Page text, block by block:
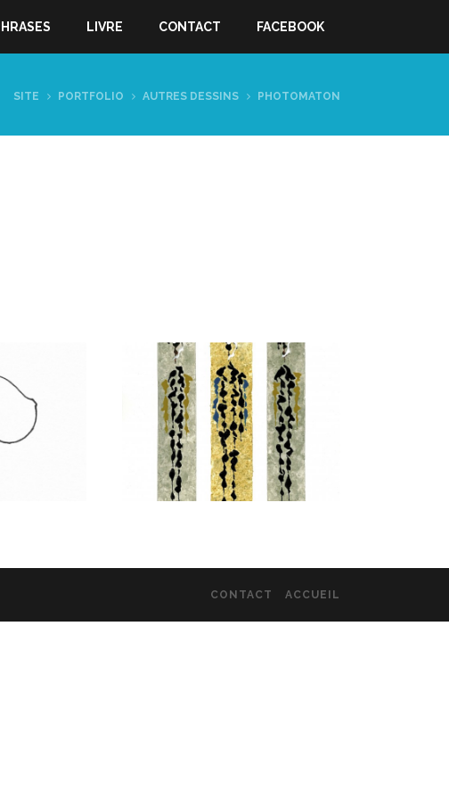
LIVRE CONTACT FACEBOOK
SITE PORTFOLIO AUTRES DESSINS PHOTOMATON
CONTACT ACCUEIL